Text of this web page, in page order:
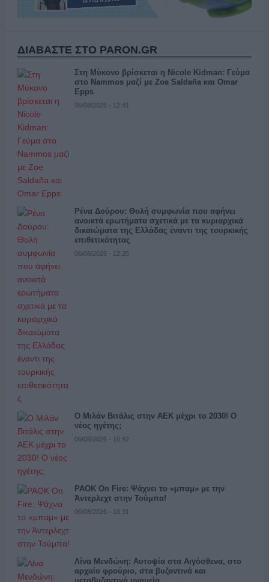
ΔΙΑΒΑΣΤΕ ΣΤΟ PARON.GR
Στη Μύκονο βρίσκεται η Nicole Kidman: Γεύμα
στο Nammos μαζί με Zoe Saldaña και Omar
Epps
06/08/2026 - 12:41
Ρένα Δούρου: Θολή συμφωνία που αφήνει
ανοικτά ερωτήματα σχετικά με τα κυριαρχικά
δικαιώματα της Ελλάδας έναντι της τουρκικής
επιθετικότητας
06/08/2026 - 12:25
Ο Μιλάν Βιτάλις στην ΑΕΚ μέχρι το 2030! Ο
νέος ηγέτης;
06/08/2026 - 10:42
PAOK On Fire: Ψάχνει το «μπαμ» με την
Άντερλεχτ στην Τούμπα!
06/08/2026 - 10:31
Λίνα Μενδώνη: Αυτοψία στα Αιγόσθενα, στο
αρχαίο φρούριο, στα βυζαντινά και